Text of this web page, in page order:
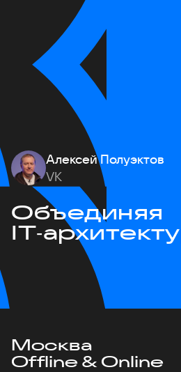
Алексей Полуэктов
VK
Объединяя
Москва
Offline & Online